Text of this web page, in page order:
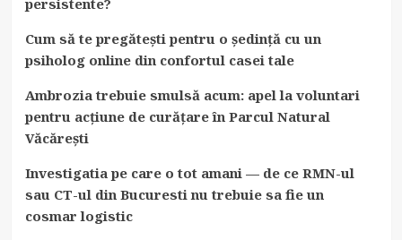
Cum să te pregătești pentru o ședință cu un
psiholog online din confortul casei tale
Ambrozia trebuie smulsă acum: apel la voluntari
pentru acțiune de curățare în Parcul Natural
Văcărești
Investigatia pe care o tot amani — de ce RMN-ul
sau CT-ul din Bucuresti nu trebuie sa fie un
cosmar logistic